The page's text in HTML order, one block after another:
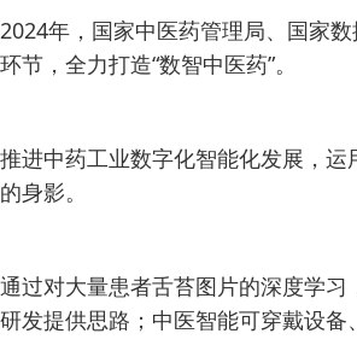
2024年，国家中医药管理局、国家
环节，全力打造“数智中医药”。
推进中药工业数字化智能化发展，
的身影。
通过对大量患者舌苔图片的深度学
研发提供思路；中医智能可穿戴设